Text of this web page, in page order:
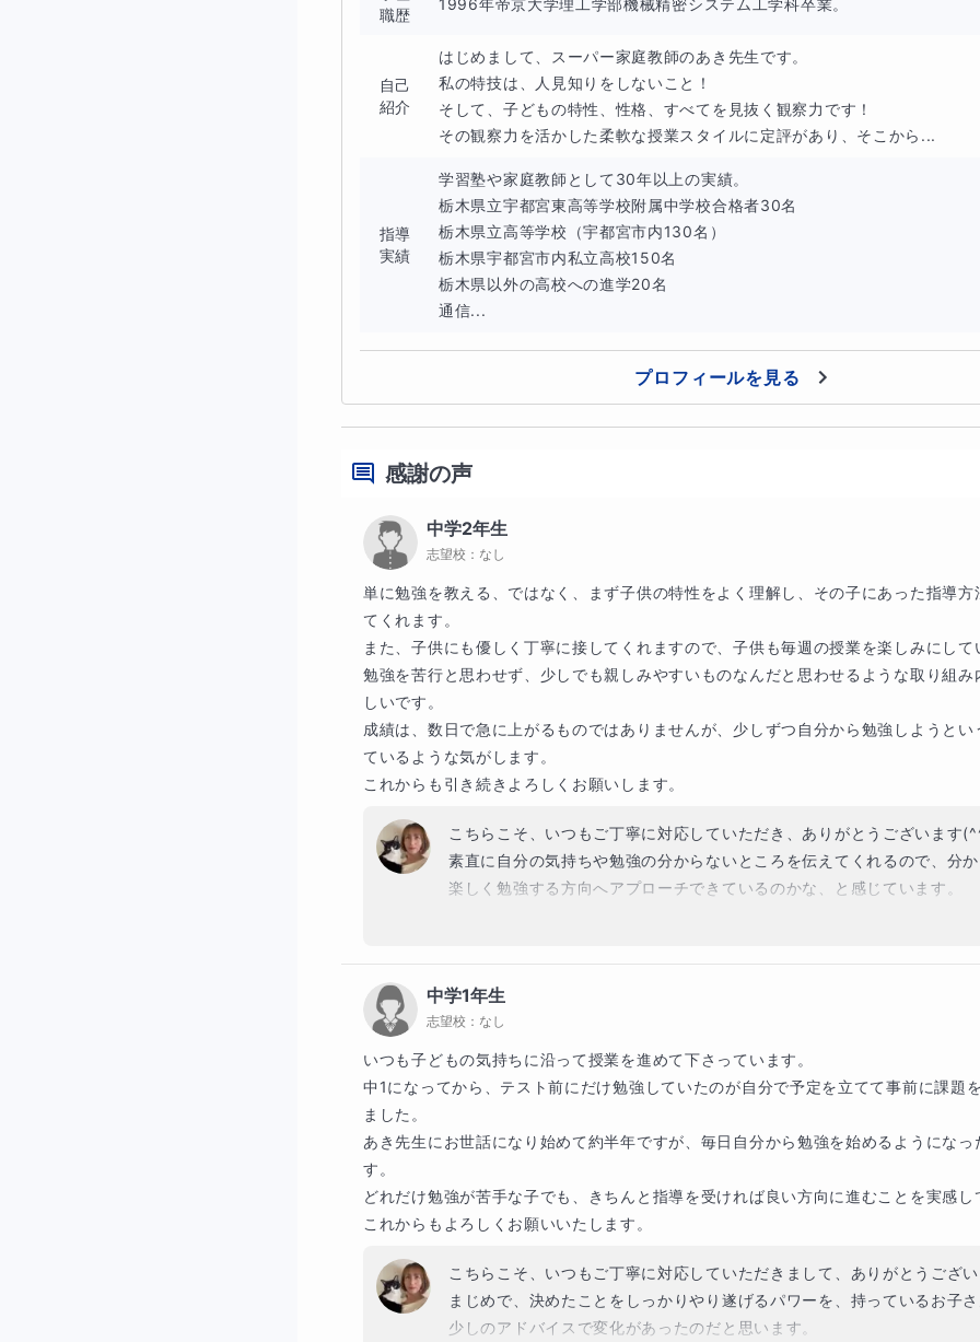
このようなお悩みのある方にピッタリな講座です！
家庭教師や塾講師を30年以上 やってきた経験実績から、
ールステップの見極めが得意です。
だから、無理なく楽しい！出来た！を味わいつつ日本語習得ができていきます。
【この講座のポイントは3つ】
楽しくゲームを使って授業を進めていきます
書く練習は宿題で、読む話すを中心に授業をします
個性別指導で、ゆっくりとお子さんのペースで進めていきます
【授業時の画面】
職歴
1996年帝京大学理工学部機械精密システム工学科卒業。
自己
紹介
はじめまして、スーパー家庭教師のあき先生です。
私の特技は、人見知りをしないこと！
そして、子どもの特性、性格、すべてを見抜く観察力です！
その観察力を活かした柔軟な授業スタイルに定評があり、そこから...
指導
実績
学習塾や家庭教師として30年以上の実績。
栃木県立宇都宮東高等学校附属中学校合格者30名
栃木県立高等学校（宇都宮市内130名）
栃木県宇都宮市内私立高校150名
栃木県以外の高校への進学20名
通信...
プロフィールを見る
感謝の声
中学2年生
志望校： なし
単に勉強を教える、ではなく、まず子供の特性をよく理解し、その子にあった指導方
てくれます。
また、子供にも優しく丁寧に接してくれますので、子供も毎週の授業を楽しみにして
勉強を苦行と思わせず、少しでも親しみやすいものなんだと思わせるような取り組み
しいです。
成績は、数日で急に上がるものではありませんが、少しずつ自分から勉強しようとい
ているような気がします。
これからも引き続きよろしくお願いします。
こちらこそ、いつもご丁寧に対応していただき、ありがとうございます
素直に自分の気持ちや勉強の分からないところを伝えてくれるので、分
楽しく勉強する方向へアプローチできているのかな、と感じています。
これからも楽しく前向きに勉強へ向き合えるように、サポートしていき
中学1年生
志望校： なし
いつも子どもの気持ちに沿って授業を進めて下さっています。
中1になってから、テスト前にだけ勉強していたのが自分で予定を立てて事前に課題
ました。
あき先生にお世話になり始めて約半年ですが、毎日自分から勉強を始めるようになっ
す。
どれだけ勉強が苦手な子でも、きちんと指導を受ければ良い方向に進むことを実感し
これからもよろしくお願いいたします。
こちらこそ、いつもご丁寧に対応していただきまして、ありがとうござ
まじめで、決めたことをしっかりやり遂げるパワーを、持っているお子さ
少しのアドバイスで変化があったのだと思います。